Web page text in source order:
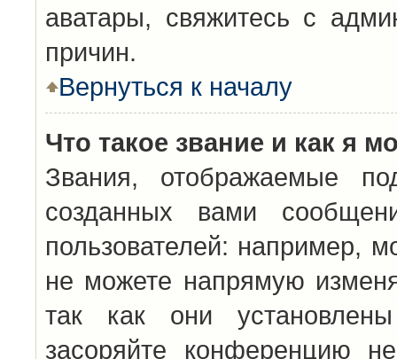
аватары, свяжитесь с
причин.
Вернуться к началу
Что такое звание и как я
Звания, отображаемые
созданных вами
пользователей: например,
не можете напрямую
так как они
засоряйте конференцию